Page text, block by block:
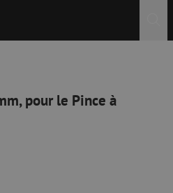
pour le Pince à